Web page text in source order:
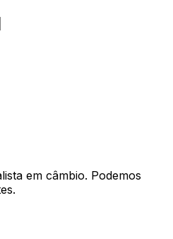
em câmbio. Podemos